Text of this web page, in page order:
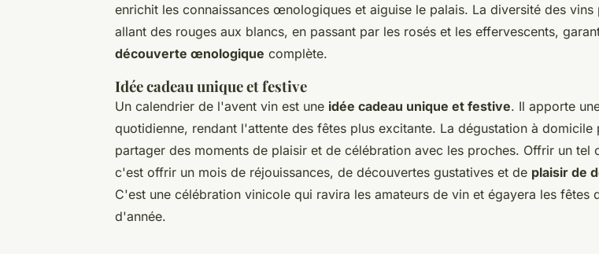
enrichit les connaissances œnologiques et aiguise le palais. La diversité des vins
allant des rouges aux blancs, en passant par les rosés et les effervescents,
découverte œnologique complète.
Idée cadeau unique et festive
Un calendrier de l'avent vin est une idée cadeau unique et festive. Il apporte
quotidienne, rendant l'attente des fêtes plus excitante. La dégustation à domicile
partager des moments de plaisir et de célébration avec les proches. Offrir un tel
c'est offrir un mois de réjouissances, de découvertes gustatives et de plaisir de
C'est une célébration vinicole qui ravira les amateurs de vin et égayera les fêtes
d'année.